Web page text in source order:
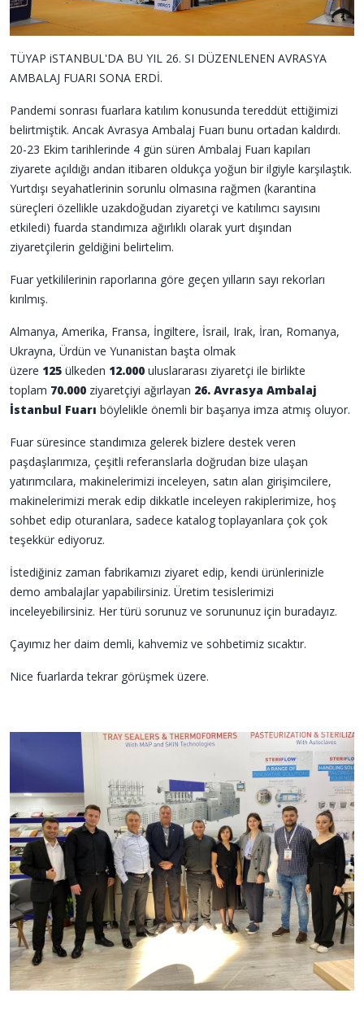
TÜYAP iSTANBUL'DA BU YIL 26. SI DÜZENLENEN AVRASYA
AMBALAJ FUARI SONA ERDİ.
Pandemi sonrası fuarlara katılım konusunda tereddüt ettiğimizi
belirtmiştik. Ancak Avrasya Ambalaj Fuarı bunu ortadan kaldırdı.
20-23 Ekim tarihlerinde 4 gün süren Ambalaj Fuarı kapıları
ziyarete açıldığı andan itibaren oldukça yoğun bir ilgiyle karşılaştık.
Yurtdışı seyahatlerinin sorunlu olmasına rağmen (karantina
süreçleri özellikle uzakdoğudan ziyaretçi ve katılımcı sayısını
etkiledi) fuarda standımıza ağırlıklı olarak yurt dışından
ziyaretçilerin geldiğini belirtelim.
Fuar yetkililerinin raporlarına göre geçen yılların sayı rekorları
kırılmış.
Almanya, Amerika, Fransa, İngiltere, İsrail, Irak, İran, Romanya,
Ukrayna, Ürdün ve Yunanistan başta olmak
üzere 125 ülkeden 12.000 uluslararası ziyaretçi ile birlikte
toplam 70.000 ziyaretçiyi ağırlayan 26. Avrasya Ambalaj
İstanbul Fuarı böylelikle önemli bir başarıya imza atmış oluyor.
Fuar süresince standımıza gelerek bizlere destek veren
paşdaşlarımıza, çeşitli referanslarla doğrudan bize ulaşan
yatırımcılara, makinelerimizi inceleyen, satın alan girişimcilere,
makinelerimizi merak edip dikkatle inceleyen rakiplerimize, hoş
sohbet edip oturanlara, sadece katalog toplayanlara çok çok
teşekkür ediyoruz.
İstediğiniz zaman fabrikamızı ziyaret edip, kendi ürünlerinizle
demo ambalajlar yapabilirsiniz. Üretim tesislerimizi
inceleyebilirsiniz. Her türü sorunuz ve sorununuz için buradayız.
Çayımız her daim demli, kahvemiz ve sohbetimiz sıcaktır.
Nice fuarlarda tekrar görüşmek üzere.